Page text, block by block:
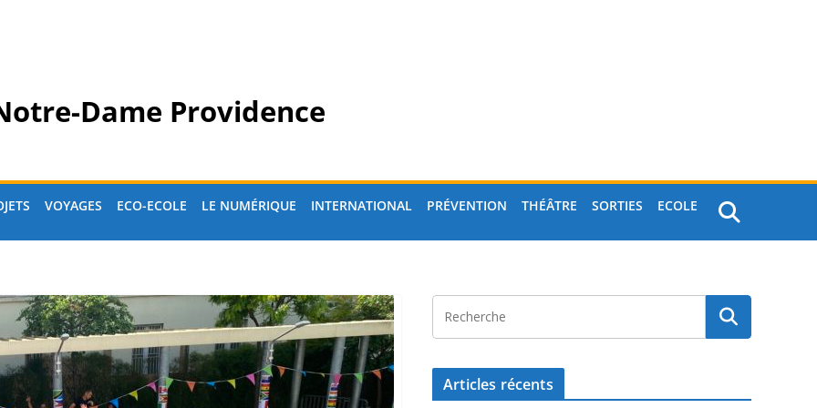
Dame Providence
VOYAGES ECO-ECOLE LE NUMÉRIQUE INTERNATIONAL PRÉVENTION THÉÂTRE SORTIES ECOLE
Articles récents